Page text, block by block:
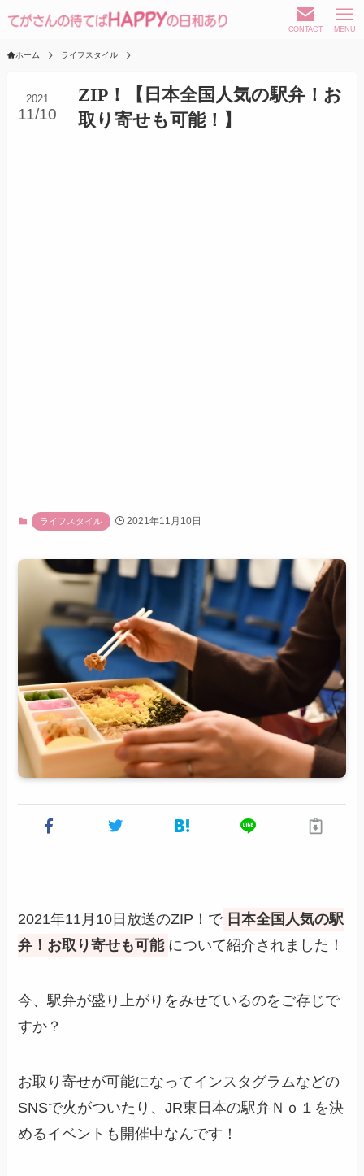
CONTACT MENU
ホーム ライフスタイル
ZIP！【日本全国人気の駅弁！お
取り寄せも可能！】
2021
11/10
ライフスタイル 2021年11月10日
2021年11月10日放送のZIP！で 日本全国人気の駅
弁！お取り寄せも可能 について紹介されました！
今、駅弁が盛り上がりをみせているのをご存じで
すか？
お取り寄せが可能になってインスタグラムなどの
SNSで火がついたり、JR東日本の駅弁Ｎｏ１を決
めるイベントも開催中なんです！